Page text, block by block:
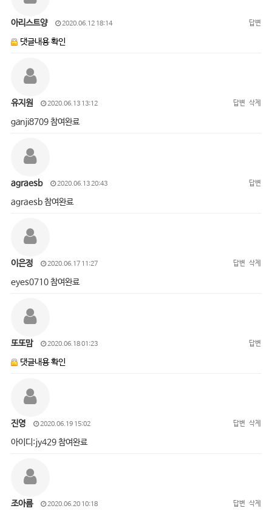
아리스트양 2020.06.12 18:14 답변
댓글내용 확인
유지원 2020.06.13 13:12 답변 삭제
ganji8709 참여완료
agraesb 2020.06.13 20:43 답변
agraesb 참여완료
이은정 2020.06.17 11:27 답변 삭제
eyes0710 참여완료
또또맘 2020.06.18 01:23 답변
댓글내용 확인
진영 2020.06.19 15:02 답변 삭제
아이디:jy429 참여완료
조아름 2020.06.20 10:18 답변 삭제